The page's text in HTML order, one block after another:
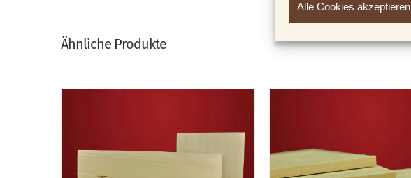
Alle Cookies akzeptieren
Ähnliche Produkte